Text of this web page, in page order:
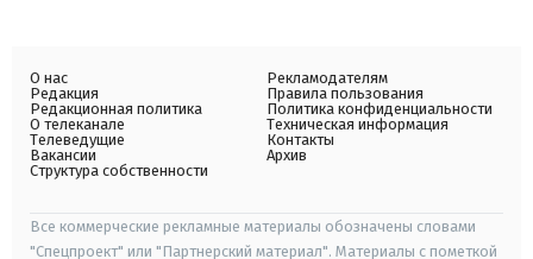
О нас
Редакция
Редакционная политика
О телеканале
Телеведущие
Вакансии
Структура собственности
Рекламодателям
Правила пользования
Политика конфиденциальности
Техническая информация
Контакты
Архив
Все коммерческие рекламные материалы обозначены словами
"Спецпроект" или "Партнерский материал". Материалы с пометкой